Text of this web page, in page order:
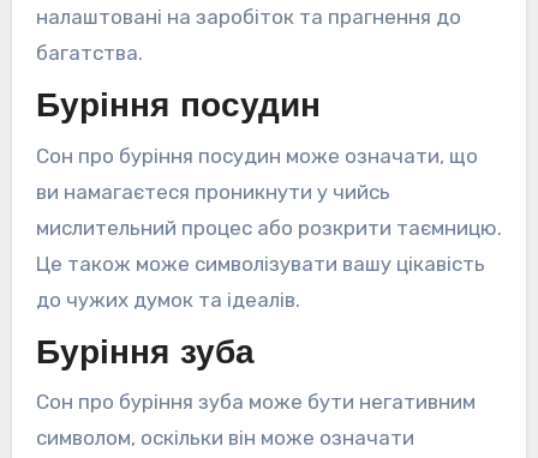
налаштовані на заробіток та прагнення до
багатства.
Буріння посудин
Сон про буріння посудин може означати, що
ви намагаєтеся проникнути у чийсь
мислительний процес або розкрити таємницю.
Це також може символізувати вашу цікавість
до чужих думок та ідеалів.
Буріння зуба
Сон про буріння зуба може бути негативним
символом, оскільки він може означати